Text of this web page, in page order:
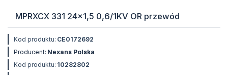
MPRXCX 331 24x1,5 0,6/1KV OR przewód
Kod produktu: CE0172692
Producent: Nexans Polska
Kod produktu: 10282802